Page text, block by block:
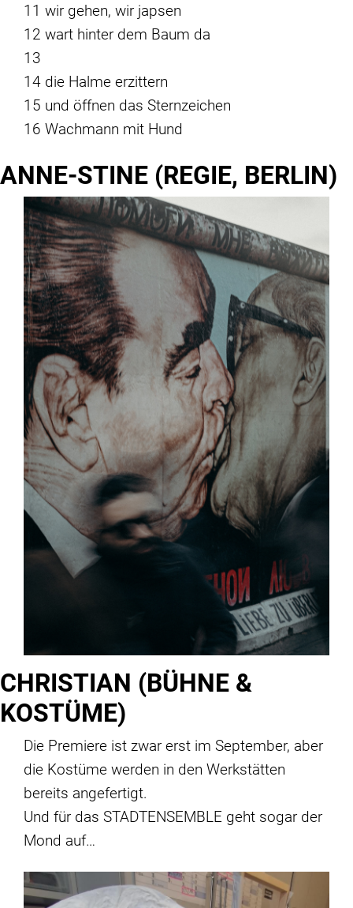
11 wir gehen, wir japsen
12 wart hinter dem Baum da
13
14 die Halme erzittern
15 und öffnen das Sternzeichen
16 Wachmann mit Hund
ANNE-STINE (REGIE, BERLIN)
CHRISTIAN (BÜHNE &
KOSTÜME)
Die Premiere ist zwar erst im September, aber
die Kostüme werden in den Werkstätten
bereits angefertigt.
Und für das STADTENSEMBLE geht sogar der
Mond auf…